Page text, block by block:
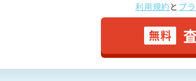
利用規約 と プ
無料